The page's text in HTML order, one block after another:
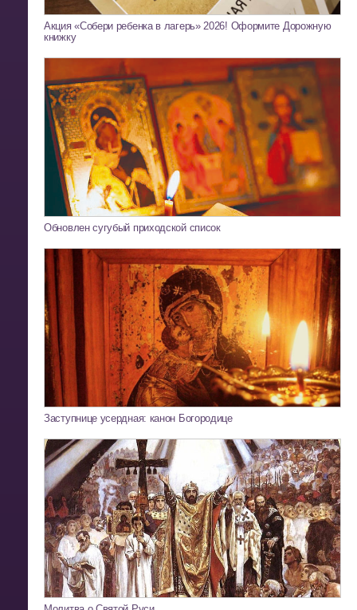
Акция «Собери ребенка в лагерь» 2026! Оформите Дорожную
книжку
Обновлен сугубый приходской список
Заступнице усердная: канон Богородице